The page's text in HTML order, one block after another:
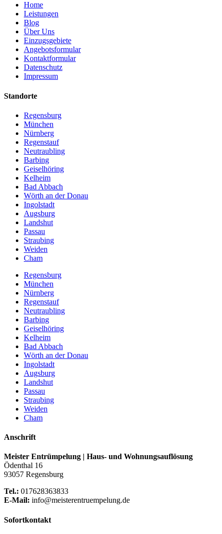
Home
Leistungen
Blog
Über Uns
Einzugsgebiete
Angebotsformular
Kontaktformular
Datenschutz
Impressum
Standorte
Regensburg
München
Nürnberg
Regenstauf
Neutraubling
Barbing
Geiselhöring
Kelheim
Bad Abbach
Wörth an der Donau
Ingolstadt
Augsburg
Landshut
Passau
Straubing
Weiden
Cham
Regensburg
München
Nürnberg
Regenstauf
Neutraubling
Barbing
Geiselhöring
Kelheim
Bad Abbach
Wörth an der Donau
Ingolstadt
Augsburg
Landshut
Passau
Straubing
Weiden
Cham
Anschrift
Meister Entrümpelung | Haus- und Wohnungsauflösung
Ödenthal 16
93057 Regensburg
Tel.: 017628363833
E-Mail: info@meisterentruempelung.de
Sofortkontakt